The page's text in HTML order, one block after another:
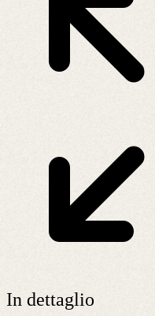
In dettaglio